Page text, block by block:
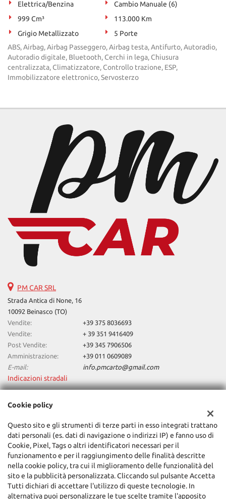
Elettrica/Benzina
Cambio Manuale (6)
999 Cm³
113.000 Km
Grigio Metallizzato
5 Porte
ABS, Airbag, Airbag Passeggero, Airbag testa, Antifurto, Autoradio,
Autoradio digitale, Bluetooth, Cerchi in lega, Chiusura
centralizzata, Climatizzatore, Controllo trazione, ESP,
Immobilizzatore elettronico, Servosterzo
PM CAR SRL
Strada Antica di None, 16
10092 Beinasco (TO)
Vendite:
+39 375 8036693
Vendite:
+ 39 351 9416409
Post Vendite:
+39 345 7906506
Amministrazione:
+39 011 0609089
E-mail:
info.pmcarto@gmail.com
Indicazioni stradali
PM CAR SRL
Via Principi D'Acaja, 40, 10138, Torino (TO)
C.F/P.IVA:12769130019
Registro delle imprese: TO
Cookie policy
Questo sito e gli strumenti di terze parti in esso integrati trattano
dati personali (es. dati di navigazione o indirizzi IP) e fanno uso di
Cookie, Pixel, Tags o altri identificatori necessari per il
funzionamento e per il raggiungimento delle finalità descritte
nella cookie policy, tra cui il miglioramento delle funzionalità del
sito e la pubblicità personalizzata. Cliccando sul pulsante Accetta
Tutti dichiari di accettare l'utilizzo di queste tecnologie. In
alternativa puoi personalizzare le tue scelte tramite l'apposito